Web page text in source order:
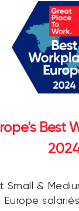
Best
Small &
Europe